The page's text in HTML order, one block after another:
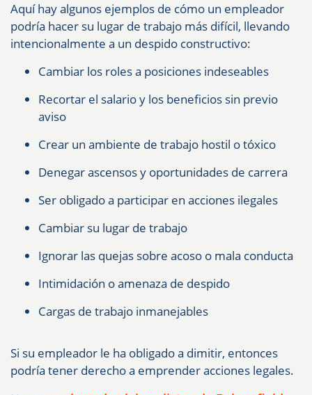
Aquí hay algunos ejemplos de cómo un empleador
podría hacer su lugar de trabajo más difícil, llevando
intencionalmente a un despido constructivo:
Cambiar los roles a posiciones indeseables
Recortar el salario y los beneficios sin previo
aviso
Crear un ambiente de trabajo hostil o tóxico
Denegar ascensos y oportunidades de carrera
Ser obligado a participar en acciones ilegales
Cambiar su lugar de trabajo
Ignorar las quejas sobre acoso o mala conducta
Intimidación o amenaza de despido
Cargas de trabajo inmanejables
Si su empleador le ha obligado a dimitir, entonces
podría tener derecho a emprender acciones legales.